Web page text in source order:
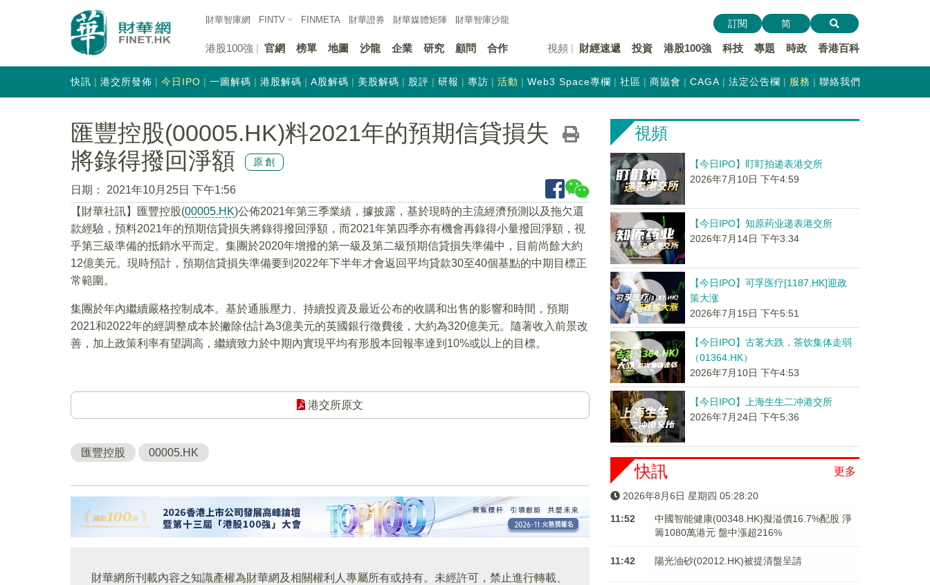
財華智庫網 FINTV FINMETA 財華證券 財華媒體矩陣 財華智庫沙龍
港股100強 官網 榜單 地圖 沙龍 企業 研究 顧問 合作 視頻 財經速遞 投資 港股100強 科技 專題 時政 香港百科
訂閱 简
快訊 港交所發佈 今日IPO 一圖解碼 港股解碼 A股解碼 美股解碼 股評 研報 專訪 活動 Web3 Space專欄 社區 商協會 CAGA 法定公告欄 服務 聯絡我們
匯豐控股(00005.HK)料2021年的預期信貸損失
將錄得撥回淨額
原創
日期：
2021年10月25日 下午1:56
【財華社訊】匯豐控股(00005.HK)公佈2021年第三季業績，據披露，基於現時的主流經濟預測以及拖欠還
款經驗，預料2021年的預期信貸損失將錄得撥回淨額，而2021年第四季亦有機會再錄得小量撥回淨額，視
乎第三級準備的抵銷水平而定。集團於2020年增撥的第一級及第二級預期信貸損失準備中，目前尚餘大約
12億美元。現時預計，預期信貸損失準備要到2022年下半年才會返回平均貸款30至40個基點的中期目標正
常範圍。
集團於年內繼續嚴格控制成本。基於通脹壓力、持續投資及最近公布的收購和出售的影響和時間，預期
2021和2022年的經調整成本於撇除估計為3億美元的英國銀行徵費後，大約為320億美元。隨著收入前景改
善，加上政策利率有望調高，繼續致力於中期內實現平均有形股本回報率達到10%或以上的目標。
港交所原文
匯豐控股 00005.HK
財華網所刊載內容之知識產權為財華網及相關權利人專屬所有或持有。未經許可，禁止進行轉載、
視頻
【今日IPO】盯盯拍递表港交所
2026年7月10日 下午4:59
【今日IPO】知原药业递表港交所
2026年7月14日 下午3:34
【今日IPO】可孚医疗[1187.HK]迎政
策大涨
2026年7月15日 下午5:51
【今日IPO】古茗大跌，茶饮集体走弱
（01364.HK）
2026年7月10日 下午4:53
【今日IPO】上海生生二冲港交所
2026年7月24日 下午5:36
更多
快訊
2026年8月6日 星期四 05:28:20
11:52
中國智能健康(00348.HK)擬溢價16.7%配股 淨
籌1080萬港元 ​​​​​​​盤中漲超216%
11:42 陽光油砂(02012.HK)被提清盤呈請